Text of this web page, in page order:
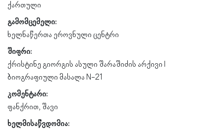
ქართული
გამომცემელი:
ხელნაწერთა ეროვნული ცენტრი
შიფრი:
ქრისტინე გიორგის ასული შარაშიძის არქივი l
ბიოგრაფიული მასალა N-21
კომენტარი:
ფანქრით, შავი
ხელმისაწვდომია: